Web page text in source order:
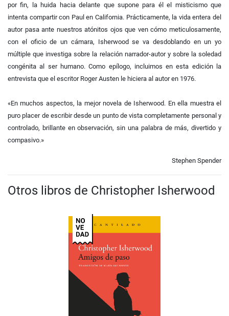
por fin, la huida hacia delante que supone para él el misticismo que
intenta compartir con Paul en California. Prácticamente, la vida entera del
autor pasa ante nuestros atónitos ojos que ven cómo meticulosamente,
con el oficio de un cámara, Isherwood se va desdoblando en un yo
múltiple que investiga sobre la relación narrador-autor y sobre la soledad
congénita al ser humano. Como epílogo, incluimos en esta edición la
entrevista que el escritor Roger Austen le hiciera al autor en 1976.
«En muchos aspectos, la mejor novela de Isherwood. En ella muestra el
puro placer de escribir desde un punto de vista completamente personal y
controlado, brillante en observación, sin una palabra de más, divertido y
compasivo.»
Stephen Spender
Otros libros de Christopher Isherwood